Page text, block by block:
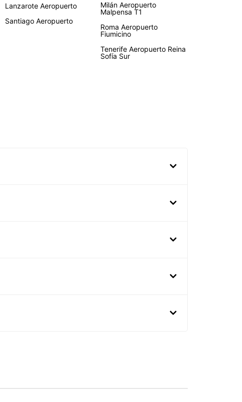
Lanzarote Aeropuerto
Santiago Aeropuerto
Milán Aeropuerto
Malpensa T1
Roma Aeropuerto
Fiumicino
Tenerife Aeropuerto Reina
Sofía Sur